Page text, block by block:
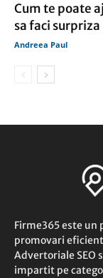
Cum te poate
sa faci
Andreea Paul
Firme365 este
promovari
Advertoriale SEO
impartit pe